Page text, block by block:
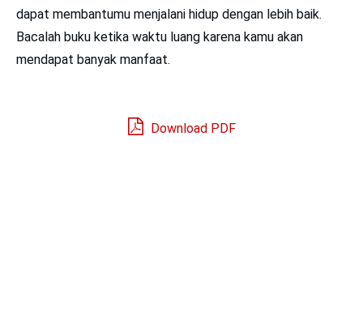
dapat membantumu menjalani hidup dengan lebih baik.
Bacalah buku ketika waktu luang karena kamu akan
mendapat banyak manfaat.
Download PDF